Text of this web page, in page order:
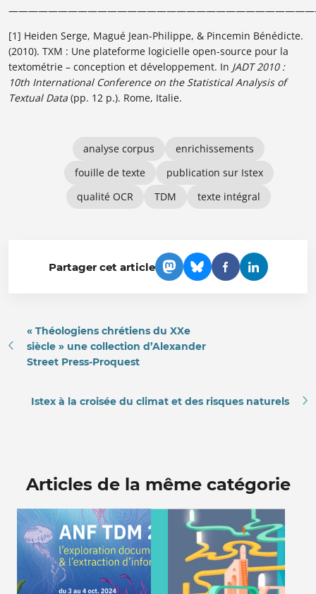
[1] Heiden Serge, Magué Jean-Philippe, & Pincemin Bénédicte.
(2010). TXM : Une plateforme logicielle open-source pour la
textométrie – conception et développement. In JADT 2010 :
10th International Conference on the Statistical Analysis of
Textual Data (pp. 12 p.). Rome, Italie.
analyse corpus
enrichissements
fouille de texte
publication sur Istex
qualité OCR
TDM texte intégral
Partager cet article
« Théologiens chrétiens du XXe
siècle » une collection d’Alexander
Street Press-Proquest
Istex à la croisée du climat et des risques naturels
Articles de la même catégorie